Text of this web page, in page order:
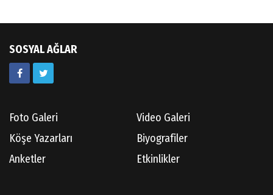
SOSYAL AĞLAR
Foto Galeri
Video Galeri
Köşe Yazarları
Biyografiler
Anketler
Etkinlikler